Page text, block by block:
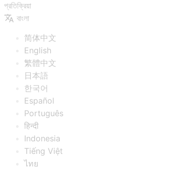
প্রতিক্রিয়া
বাংলা
简体中文
English
繁體中文
日本語
한국어
Español
Português
हिन्दी
Indonesia
Tiếng Việt
ไทย